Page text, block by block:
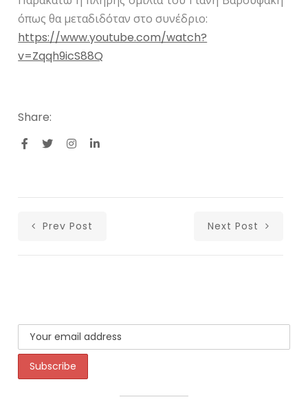
όπως θα μεταδιδόταν στο συνέδριο:
https://www.youtube.com/watch?
v=Zqqh9icS88Q
Share:
Prev Post Next Post